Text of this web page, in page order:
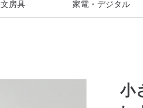
文房具 家電・デジタル
小